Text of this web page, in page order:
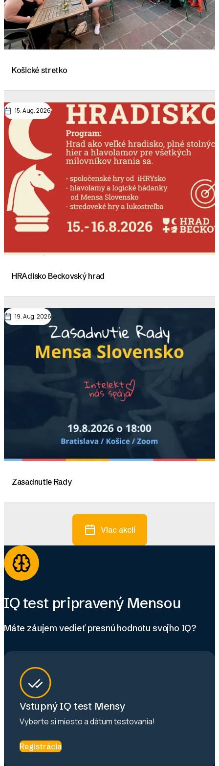
Košické stretko
15. Aug. 2026
HRAdisko Beckovský hrad
19. Aug. 2026
Zasadnutie Rady
Viac akcií
IQ test pripravený Mensou
Máte záujem vedieť presnú hodnotu svojho IQ?
Vstupný IQ test Mensy
Vyberte si miesto a dátum testovania!
Registrácia